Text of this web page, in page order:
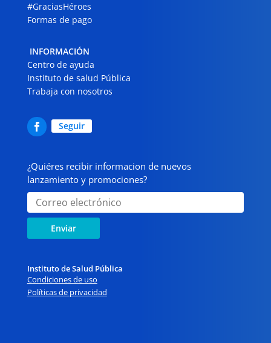
#GraciasHéroes
Formas de pago
INFORMACIÓN
Centro de ayuda
Instituto de salud Pública
Trabaja con nosotros
Seguir
¿Quiéres recibir informacion de nuevos
lanzamiento y promociones?
Enviar
Instituto de Salud Pública
Condiciones de uso
Políticas de privacidad